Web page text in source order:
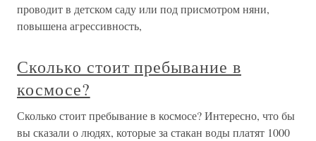
проводит в детском саду или под присмотром няни,
повышена агрессивность,
Сколько стоит пребывание в
космосе?
Сколько стоит пребывание в космосе? Интересно, что бы
вы сказали о людях, которые за стакан воды платят 1000